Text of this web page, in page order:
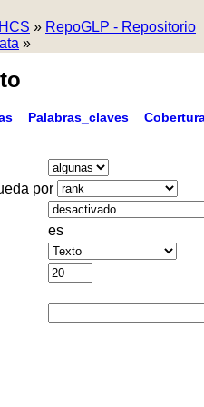
» RepoGLP - Repositorio
»
Palabras_claves
por
es